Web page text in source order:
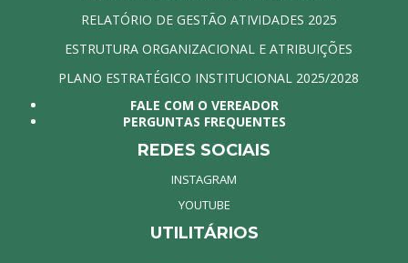
RELATÓRIO DE GESTÃO ATIVIDADES 2025
ESTRUTURA ORGANIZACIONAL E ATRIBUIÇÕES
PLANO ESTRATÉGICO INSTITUCIONAL 2025/2028
FALE COM O VEREADOR
PERGUNTAS FREQUENTES
REDES SOCIAIS
INSTAGRAM
YOUTUBE
UTILITÁRIOS